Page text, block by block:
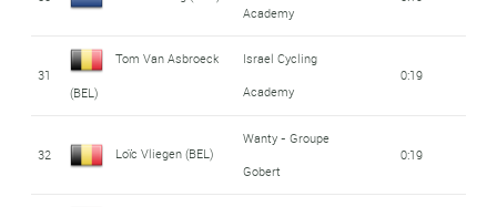
Academy
31
Tom Van Asbroeck
(BEL)
Israel Cycling
Academy
0:19
32 Loïc Vliegen (BEL)
Wanty - Groupe
Gobert
0:19